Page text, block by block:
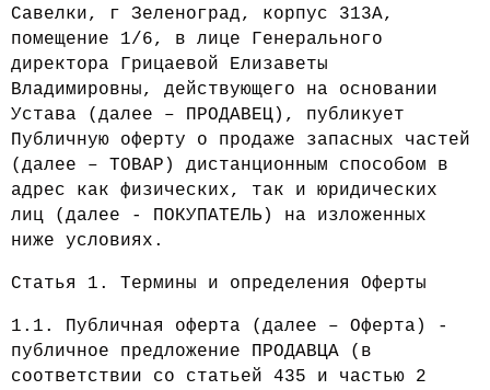
Савелки, г Зеленоград, корпус 313А,
помещение 1/6, в лице Генерального
директора Грицаевой Елизаветы
Владимировны, действующего на основании
Устава (далее – ПРОДАВЕЦ), публикует
Публичную оферту о продаже запасных частей
(далее – ТОВАР ) дистанционным способом в
адрес как физических, так и юридических
лиц (далее - ПОКУПАТЕЛЬ ) на изложенных
ниже условиях.
Статья 1. Термины и определения Оферты
1.1. Публичная оферта (далее – Оферта) -
публичное предложение ПРОДАВЦА (в
соответствии со статьей 435 и частью 2